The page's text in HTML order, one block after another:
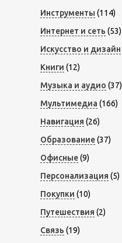
Инструменты (114)
Интернет и сеть (53)
Искусство и дизайн
Книги (12)
Музыка и аудио (37)
Мультимедиа (166)
Навигация (26)
Образование(37)
Офисные(9)
Персонализация (5)
Покупки (10)
Путешествия (2)
Связь (19)